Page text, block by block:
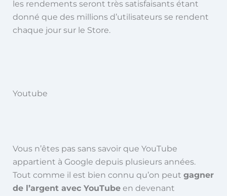
les rendements seront très satisfaisants étant
donné que des millions d’utilisateurs se rendent
chaque jour sur le Store.
Youtube
Vous n’êtes pas sans savoir que YouTube
appartient à Google depuis plusieurs années.
Tout comme il est bien connu qu’on peut gagner
de l’argent avec YouTubeen devenant